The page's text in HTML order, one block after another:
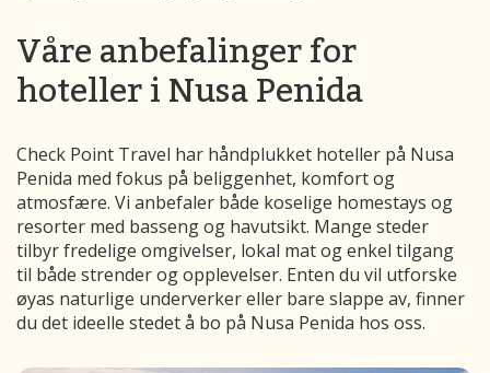
Våre anbefalinger for
hoteller i Nusa Penida
Check Point Travel har håndplukket hoteller på Nusa
Penida med fokus på beliggenhet, komfort og
atmosfære. Vi anbefaler både koselige homestays og
resorter med basseng og havutsikt. Mange steder
tilbyr fredelige omgivelser, lokal mat og enkel tilgang
til både strender og opplevelser. Enten du vil utforske
øyas naturlige underverker eller bare slappe av, finner
du det ideelle stedet å bo på Nusa Penida hos oss.